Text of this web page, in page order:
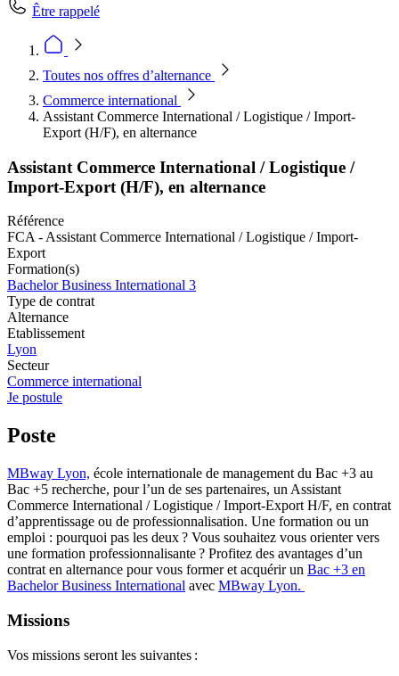
Être rappelé
Toutes nos offres d’alternance
Commerce international
Assistant Commerce International / Logistique / Import-
Export (H/F), en alternance
Assistant Commerce International / Logistique /
Import-Export (H/F), en alternance
Référence
FCA - Assistant Commerce International / Logistique / Import-
Export
Formation(s)
Bachelor Business International 3
Type de contrat
Alternance
Etablissement
Lyon
Secteur
Commerce international
Je postule
Poste
MBway Lyon, école internationale de management du Bac +3 au
Bac +5 recherche, pour l’un de ses partenaires, un Assistant
Commerce International / Logistique / Import-Export H/F, en contrat
d’apprentissage ou de professionnalisation. Une formation ou un
emploi : pourquoi pas les deux ? Vous souhaitez vous orienter vers
une formation professionnalisante ? Profitez des avantages d’un
contrat en alternance pour vous former et acquérir un Bac +3 en
Bachelor Business International avec MBway Lyon.
Missions
Vos missions seront les suivantes :